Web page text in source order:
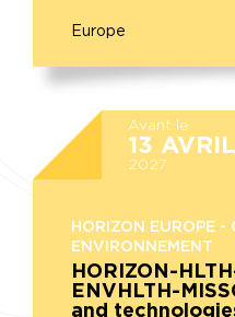
Europe
Avant le
13 AVRIL
2027
HORIZON EUROPE -
ENVIRONNEMENT
HORIZON-
ENVHLTH-
and